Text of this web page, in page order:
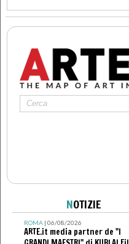
NOTIZIE
ROMA| 06/08/2026
ARTE.it media partner de "I